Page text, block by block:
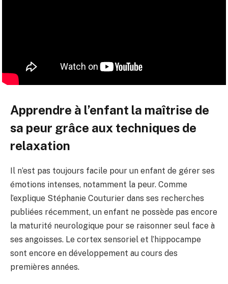
Apprendre à l’enfant la maîtrise de
sa peur grâce aux techniques de
relaxation
Il n’est pas toujours facile pour un enfant de gérer ses
émotions intenses, notamment la peur. Comme
l’explique Stéphanie Couturier dans ses recherches
publiées récemment, un enfant ne possède pas encore
la maturité neurologique pour se raisonner seul face à
ses angoisses. Le cortex sensoriel et l’hippocampe
sont encore en développement au cours des
premières années.